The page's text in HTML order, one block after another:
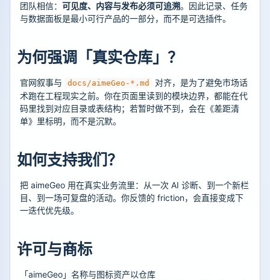
团队相信： 可见度、内容与发布必须可追溯。因此记录、任务
与数据面板是最小可行产品的一部分，而不是可选插件。
为何强调「真实仓库」？
官网叙事与 docs/aimeGeo-*.md
对齐，是为了避免市场话
术跑在工程现实之前。你在页面里读到的模块边界，都能在代
码里找到对应目录或表结构；若暂时做不到，会在《差距清
单》里标明，而不是沉默。
如何支持我们？
把 aimeGeo 用在真实业务流里：从一次 AI 诊断、到一个新栏
目、到一场可复盘的活动。你反馈的 friction，会直接变成下
一迭代优先级。
许可与商标
「aimeGeo」名称与图标资产以仓库